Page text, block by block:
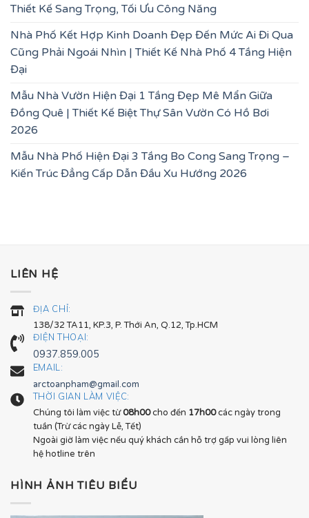
Thiết Kế Sang Trọng, Tối Ưu Công Năng
Nhà Phố Kết Hợp Kinh Doanh Đẹp Đến Mức Ai Đi Qua
Cũng Phải Ngoái Nhìn | Thiết Kế Nhà Phố 4 Tầng Hiện
Đại
Mẫu Nhà Vườn Hiện Đại 1 Tầng Đẹp Mê Mẩn Giữa
Đồng Quê | Thiết Kế Biệt Thự Sân Vườn Có Hồ Bơi
2026
Mẫu Nhà Phố Hiện Đại 3 Tầng Bo Cong Sang Trọng –
Kiến Trúc Đẳng Cấp Dẫn Đầu Xu Hướng 2026
LIÊN HỆ
ĐỊA CHỈ:
138/32 TA11, KP.3, P. Thới An, Q.12, Tp.HCM
ĐIỆN THOẠI:
0937.859.005
EMAIL:
arctoanpham@gmail.com
THỜI GIAN LÀM VIỆC:
Chúng tôi làm việc từ08h00cho đến 17h00các ngày trong
tuần (Trừ các ngày Lễ, Tết)
Ngoài giờ làm việc nếu quý khách cần hỗ trợ gấp vui lòng liên
hệ hotline trên
HÌNH ẢNH TIÊU BIỂU